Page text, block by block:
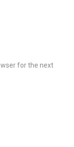
for the next